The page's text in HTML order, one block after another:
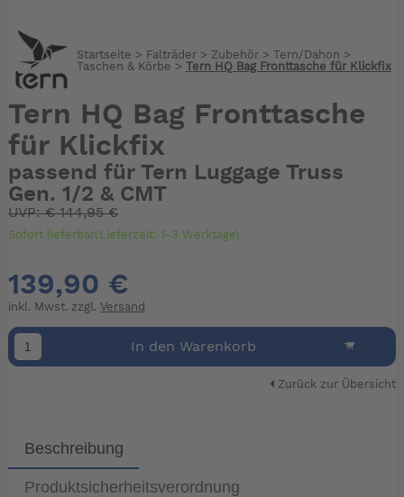
Startseite > Falträder> Zubehör> Tern/Dahon >
Taschen & Körbe > Tern HQ Bag Fronttasche für Klickfix
Tern HQ Bag Fronttasche
für Klickfix
passend für Tern Luggage Truss
Gen. 1/2 & CMT
UVP:€144,95 €
Sofort lieferbar(Lieferzeit: 1-3 Werktage)
139,90 €
inkl. Mwst. zzgl. Versand
In den Warenkorb
Zurück zur Übersicht
Beschreibung
Produktsicherheitsverordnung